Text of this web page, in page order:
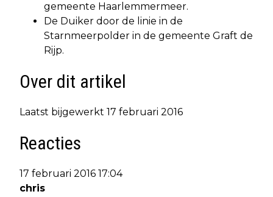
gemeente Haarlemmermeer.
De Duiker door de linie in de
Starnmeerpolder in de gemeente Graft de
Rijp.
Over dit artikel
Laatst bijgewerkt 17 februari 2016
Reacties
17 februari 2016 17:04
chris